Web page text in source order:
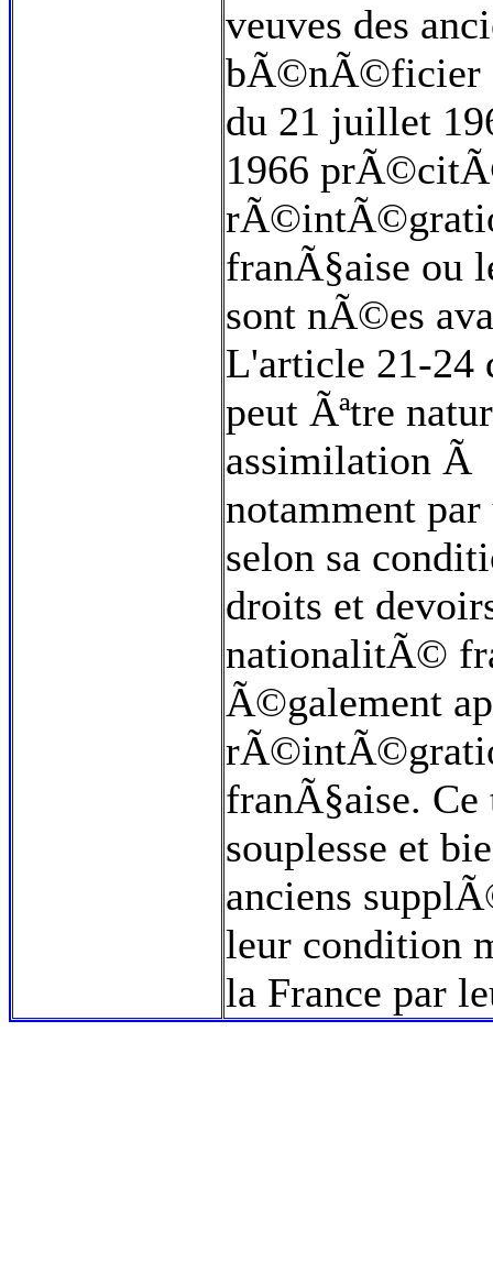
veuves des
bÃ©nÃ©ficier
du 21 juillet
1966
franÃ§aise ou
sont nÃ©es
L'article 21-24
peut Ãªtre
assimilation Ã
notamment par
selon sa
droits et
nationalitÃ©
Ã©galement
franÃ§aise.
souplesse et
anciens
leur condition
la France par